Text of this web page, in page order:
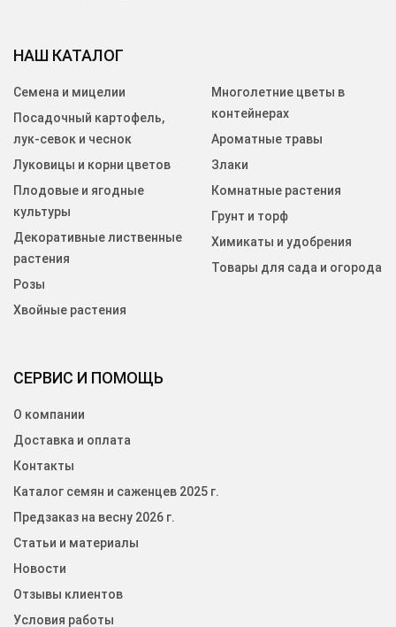
СЕРВИС И ПОМОЩЬ
О компании
Доставка и оплата
Контакты
Каталог семян и саженцев 2025 г.
Предзаказ на весну 2026 г.
Статьи и материалы
Новости
Отзывы клиентов
Условия работы
НАШ КАТАЛОГ
Семена и мицелии
Посадочный картофель,
лук-севок и чеснок
Луковицы и корни цветов
Плодовые и ягодные
культуры
Декоративные лиственные
растения
Розы
Хвойные растения
Многолетние цветы в
контейнерах
Ароматные травы
Злаки
Комнатные растения
Грунт и торф
Химикаты и удобрения
Товары для сада и огорода